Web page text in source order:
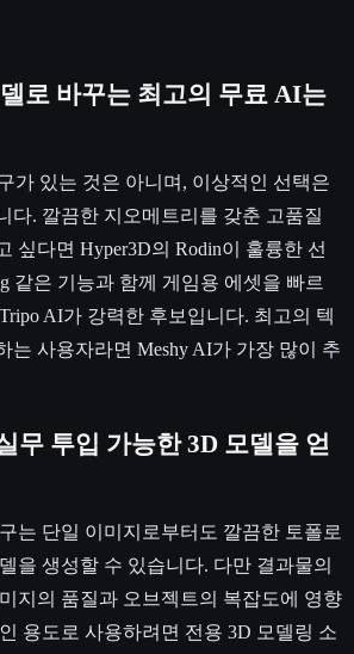
로 바꾸는 최고의 무료 AI는
가 있는 것은 아니며, 이상적인 선택은
다. 깔끔한 지오메트리를 갖춘 고품질
싶다면 Hyper3D의 Rodin이 훌륭한 선
같은 기능과 함께 게임용 에셋을 빠르
AI가 강력한 후보입니다. 최고의 텍
는 사용자라면 Meshy AI가 가장 많이 추
무 투입 가능한 3D 모델을 얻
는 단일 이미지로부터도 깔끔한 토폴로
을 생성할 수 있습니다. 다만 결과물의
지의 품질과 오브젝트의 복잡도에 영향
용도로 사용하려면 전용 3D 모델링 소